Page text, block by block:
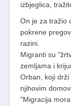
izbjeglica,
On je za tražio
pokrene
razini.
Migranti su
zemljama i
Orban, koji
njihovim
"Migracija